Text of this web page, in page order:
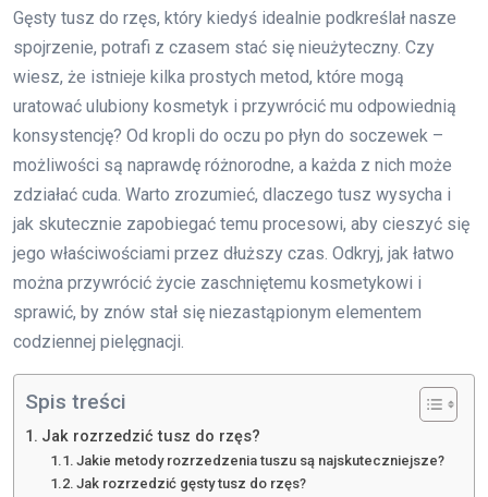
Gęsty tusz do rzęs, który kiedyś idealnie podkreślał nasze
spojrzenie, potrafi z czasem stać się nieużyteczny. Czy
wiesz, że istnieje kilka prostych metod, które mogą
uratować ulubiony kosmetyk i przywrócić mu odpowiednią
konsystencję? Od kropli do oczu po płyn do soczewek –
możliwości są naprawdę różnorodne, a każda z nich może
zdziałać cuda. Warto zrozumieć, dlaczego tusz wysycha i
jak skutecznie zapobiegać temu procesowi, aby cieszyć się
jego właściwościami przez dłuższy czas. Odkryj, jak łatwo
można przywrócić życie zaschniętemu kosmetykowi i
sprawić, by znów stał się niezastąpionym elementem
codziennej pielęgnacji.
Spis treści
Jak rozrzedzić tusz do rzęs?
Jakie metody rozrzedzenia tuszu są najskuteczniejsze?
Jak rozrzedzić gęsty tusz do rzęs?